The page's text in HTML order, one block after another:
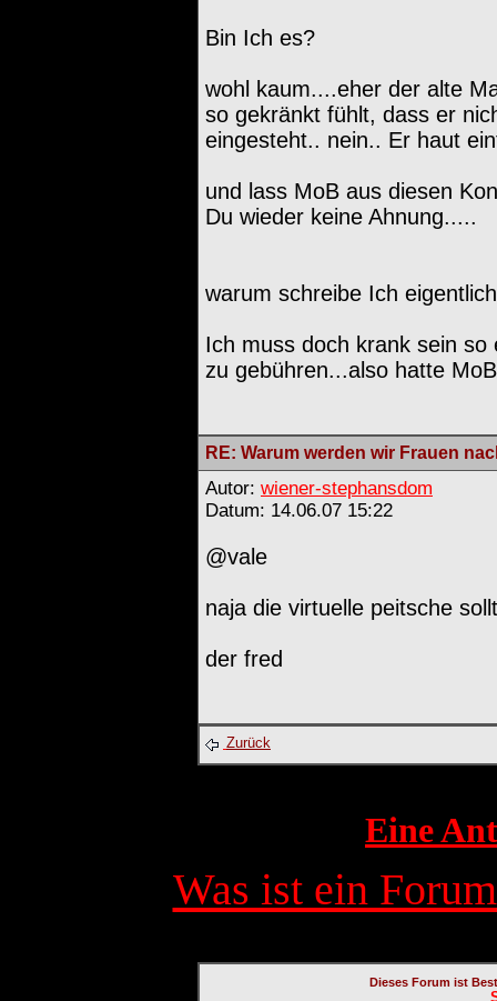
Bin Ich es?
wohl kaum....eher der alte
so gekränkt fühlt, dass er
eingesteht.. nein.. Er haut
und lass MoB aus diesen
Du wieder keine Ahnung.....
warum schreibe Ich
Ich muss doch krank sein so
zu gebühren...also hatte
RE: Warum werden wir Frauen
Autor: wiener-stephansdom
Datum: 14.06.07 15:22
@vale
naja die virtuelle peitsche
der fred
Zurück
Eine
Was ist ein
Dieses Forum ist